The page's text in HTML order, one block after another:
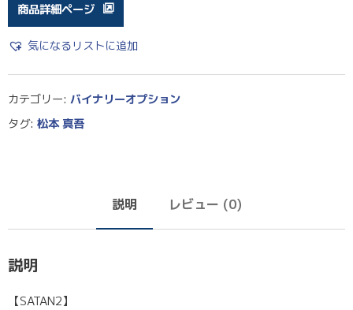
商品詳細ページ
気になるリストに追加
カテゴリー: バイナリーオプション
タグ: 松本 真吾
説明 レビュー (0)
説明
【SATAN2】